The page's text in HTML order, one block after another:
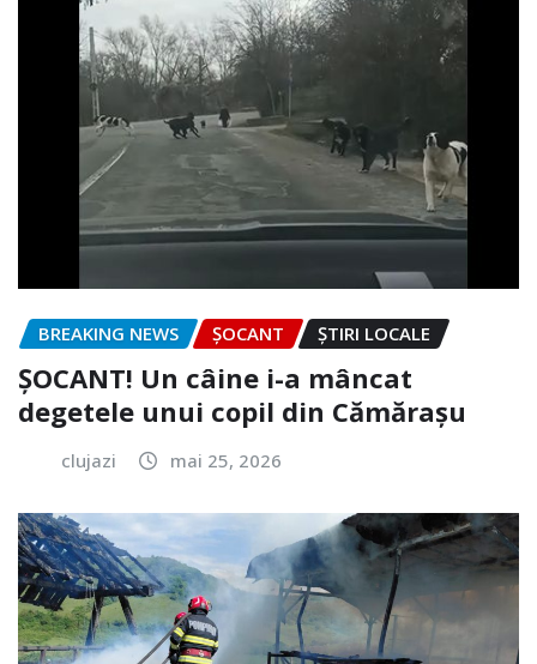
BREAKING NEWS ȘOCANT ȘTIRI LOCALE
ȘOCANT! Un câine i-a mâncat
degetele unui copil din Cămărașu
clujazi mai 25, 2026